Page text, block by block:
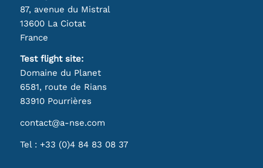
87, avenue du Mistral
13600 La Ciotat
France
Test flight site:
Domaine du Planet
6581, route de Rians
83910 Pourrières
contact@a-nse.com
Tel : +33 (0)4 84 83 08 37